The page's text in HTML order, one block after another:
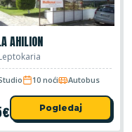
AHILION
10 noći Autobus
€ Pogledaj